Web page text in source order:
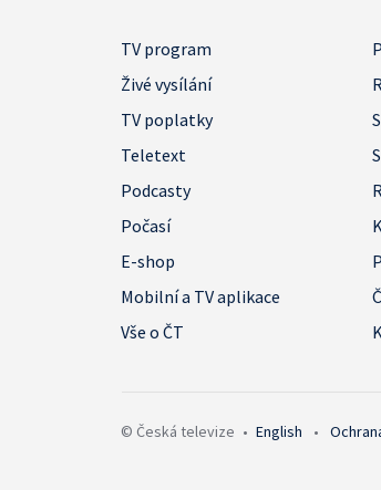
TV program
Živé vysílání
TV poplatky
Teletext
Podcasty
Počasí
E-shop
Mobilní a TV aplikace
Vše o ČT
© Česká televize • English •